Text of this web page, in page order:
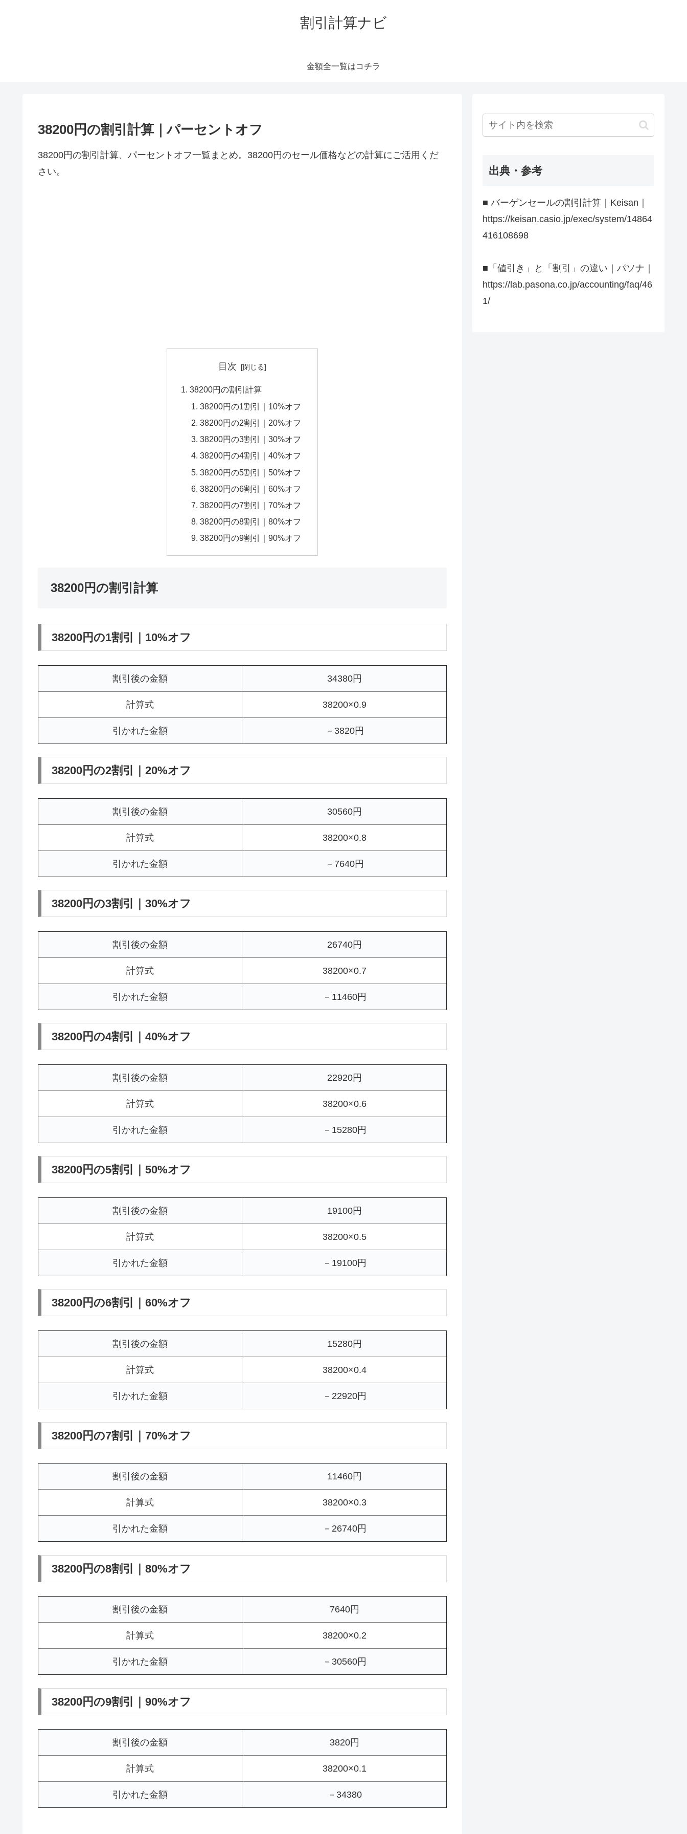
割引計算ナビ
金額全一覧はコチラ
38200円の割引計算｜パーセントオフ
38200円の割引計算、パーセントオフ一覧まとめ。38200円のセール価格などの計算にご活用くだ
さい。
目次
38200円の割引計算
38200円の1割引｜10%オフ
38200円の2割引｜20%オフ
38200円の3割引｜30%オフ
38200円の4割引｜40%オフ
38200円の5割引｜50%オフ
38200円の6割引｜60%オフ
38200円の7割引｜70%オフ
38200円の8割引｜80%オフ
38200円の9割引｜90%オフ
38200円の割引計算
38200円の1割引｜10%オフ
割引後の金額 34380円
計算式 38200×0.9
引かれた金額 －3820円
38200円の2割引｜20%オフ
割引後の金額 30560円
計算式 38200×0.8
引かれた金額 －7640円
38200円の3割引｜30%オフ
割引後の金額 26740円
計算式 38200×0.7
引かれた金額 －11460円
38200円の4割引｜40%オフ
割引後の金額 22920円
計算式 38200×0.6
引かれた金額 －15280円
38200円の5割引｜50%オフ
割引後の金額 19100円
計算式 38200×0.5
引かれた金額 －19100円
38200円の6割引｜60%オフ
割引後の金額 15280円
計算式 38200×0.4
引かれた金額 －22920円
38200円の7割引｜70%オフ
割引後の金額 11460円
計算式 38200×0.3
引かれた金額 －26740円
38200円の8割引｜80%オフ
割引後の金額 7640円
計算式 38200×0.2
引かれた金額 －30560円
38200円の9割引｜90%オフ
割引後の金額 3820円
計算式 38200×0.1
引かれた金額 －34380
出典・参考
■ バーゲンセールの割引計算｜Keisan｜
https://keisan.casio.jp/exec/system/14864
416108698
■「値引き」と「割引」の違い｜パソナ｜
https://lab.pasona.co.jp/accounting/faq/46
1/